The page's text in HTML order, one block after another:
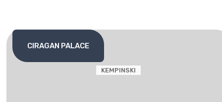
CIRAGAN PALACE
KEMPINSKI